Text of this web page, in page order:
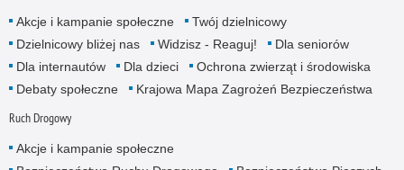
Akcje i kampanie społeczne
Twój dzielnicowy
Dzielnicowy bliżej nas
Widzisz - Reaguj!
Dla seniorów
Dla internautów
Dla dzieci
Ochrona zwierząt i środowiska
Debaty społeczne
Krajowa Mapa Zagrożeń Bezpieczeństwa
Ruch Drogowy
Akcje i kampanie społeczne